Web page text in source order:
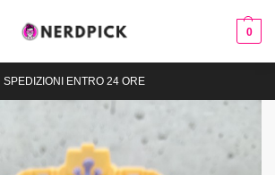
0
SPEDIZIONI ENTRO 24 ORE